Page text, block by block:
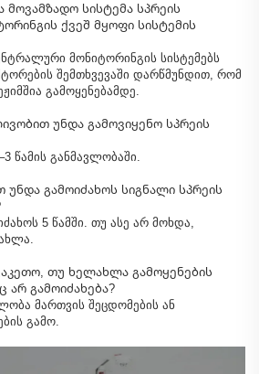
სისტემა სპრეის
ქვეშ მყოფი სისტემის
მონიტორინგის სისტემებს
შემთხვევაში დარწმუნდით, რომ
გამოყენებამდე.
უნდა გამოვიყენო სპრეის
წამის განმავლობაში.
უნდა გამოიძახოს სიგნალი სპრეის
5 წამში. თუ ასე არ მოხდა,
თუ ხელახლა გამოყენების
არ გამოიძახება?
მართვის შეცდომების ან
გამო.